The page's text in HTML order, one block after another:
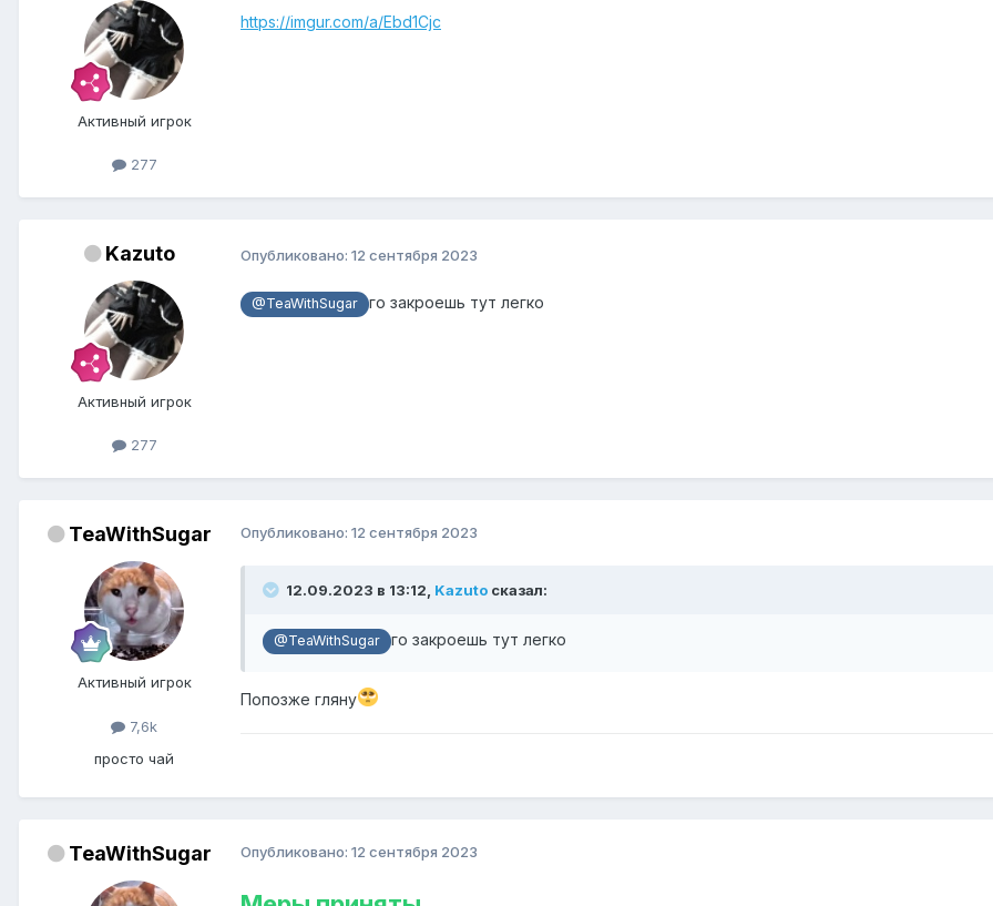
Активный игрок
277
https://imgur.com/a/Ebd1Cjc
Kazuto
Активный игрок
277
Опубликовано: 12 сентября 2023
@TeaWithSugar го закроешь тут легко
TeaWithSugar
Активный игрок
7,6k
просто чай
Опубликовано: 12 сентября 2023
12.09.2023 в 13:12, Kazuto сказал:
@TeaWithSugar го закроешь тут легко
Попозже гляну
TeaWithSugar Опубликовано: 12 сентября 2023